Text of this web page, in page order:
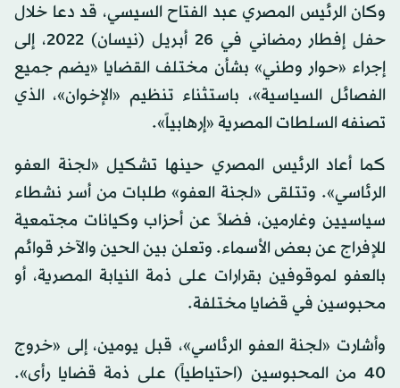
وكان الرئيس المصري عبد الفتاح السيسي، قد دعا خلال
حفل إفطار رمضاني في 26 أبريل (نيسان) 2022، إلى
إجراء «حوار وطني» بشأن مختلف القضايا «يضم جميع
الفصائل السياسية»، باستثناء تنظيم «الإخوان»، الذي
تصنفه السلطات المصرية «إرهابياً».
كما أعاد الرئيس المصري حينها تشكيل «لجنة العفو
الرئاسي». وتتلقى «لجنة العفو» طلبات من أسر نشطاء
سياسيين وغارمين، فضلاً عن أحزاب وكيانات مجتمعية
للإفراج عن بعض الأسماء. وتعلن بين الحين والآخر قوائم
بالعفو لموقوفين بقرارات على ذمة النيابة المصرية، أو
محبوسين في قضايا مختلفة.
وأشارت «لجنة العفو الرئاسي»، قبل يومين، إلى «خروج
40 من المحبوسين (احتياطياً) على ذمة قضايا رأى».